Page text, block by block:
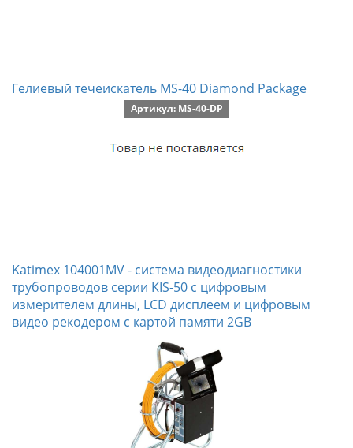
Гелиевый течеискатель MS-40 Diamond Package
Артикул: MS-40-DP
Katimex 104001MV - система видеодиагностики
трубопроводов серии KIS-50 с цифровым
измерителем длины, LCD дисплеем и цифровым
видео рекодером с картой памяти 2GB